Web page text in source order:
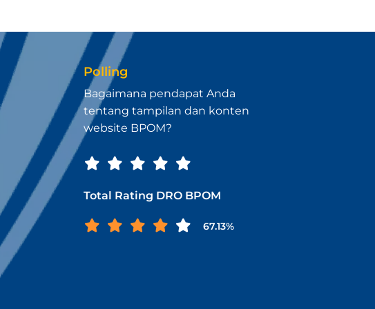
Polling
Bagaimana pendapat Anda
tentang tampilan dan konten
website BPOM?
Total Rating DRO BPOM
67.13%